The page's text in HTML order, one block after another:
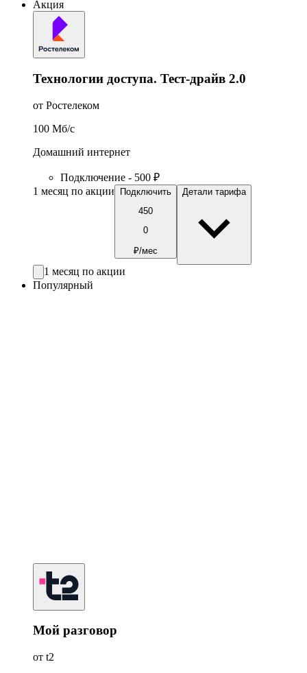
Акция
Технологии доступа. Тест-драйв 2.0
от Ростелеком
100 Мб/c
Домашний интернет
Подключение - 500 ₽
1 месяц по акции
Подключить
450
0
₽/мес
Детали тарифа
1 месяц по акции
Популярный
Мой разговор
от t2